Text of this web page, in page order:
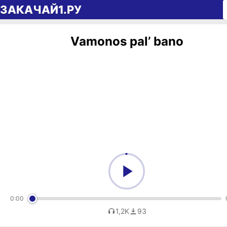
Перейти к содержимому
ЗАКАЧАЙ1.РУ
Vamonos pal’ bano
0:00
1,2K 93